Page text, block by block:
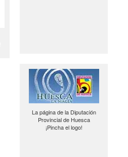
La página de la Diputación
Provincial de Huesca
¡Pincha el logo!